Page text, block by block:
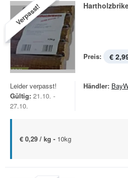
Verpasst!
Preis: €
Leider verpasst!
Gültig: 21.10. -
27.10.
Händler:
€ 0,29 / kg - 10kg